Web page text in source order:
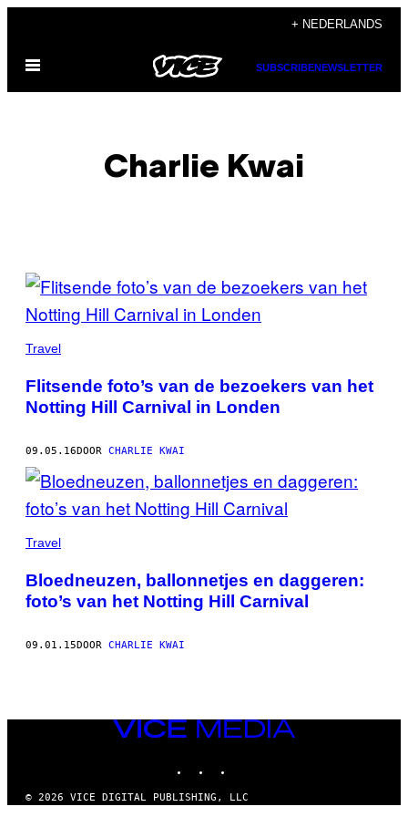
de
+ NEDERLANDS
Open
SUBSCRIBENEWSLETTER
Charlie Kwai
POSTS
BY
THIS
AUTHOR
Travel
Flitsende foto’s van de bezoekers van het
Notting Hill Carnival in Londen
09.05.16DOOR CHARLIE KWAI
Travel
Bloedneuzen, ballonnetjes en daggeren:
foto’s van het Notting Hill Carnival
09.01.15DOOR CHARLIE KWAI
VICE
MEDIA
© 2026 VICE DIGITAL PUBLISHING, LLC